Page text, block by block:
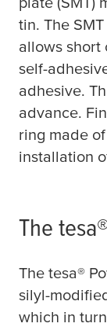
tin. The
allows short
self-
adhesive.
advance.
ring made
installation
The tesa
The tesa®
silyl-
which in